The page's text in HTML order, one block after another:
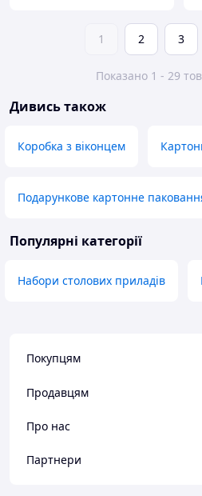
1 2 3
Показано 1 - 29
Дивись також
Коробка з віконцем
Подарункове картонне
Популярні категорії
Набори столових приладів
Покупцям
Продавцям
Про нас
Партнери